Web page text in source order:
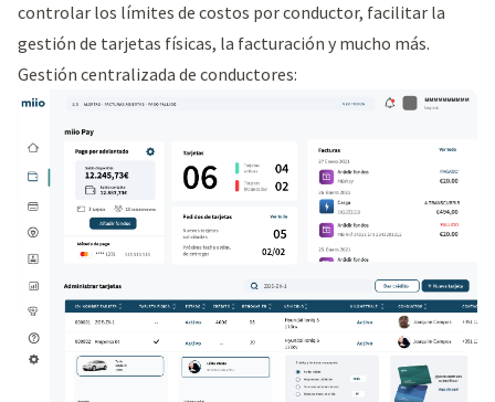
controlar los límites de costos por conductor, facilitar la
gestión de tarjetas físicas, la facturación y mucho más.
Gestión centralizada de conductores: